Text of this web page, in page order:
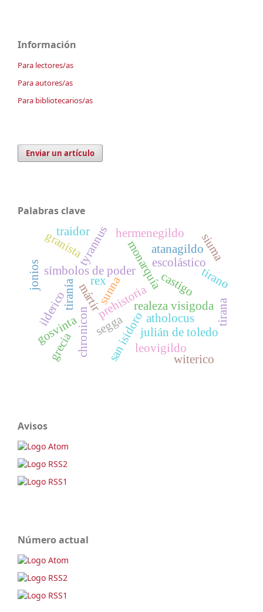
Información
Para lectores/as
Para autores/as
Para bibliotecarios/as
Enviar un artículo
Palabras clave
prehistoria
mártir realeza visigoda
símbolos de poder
tyrannus monarquía
chronicon
castigo
san isidoro
escolástico
julián de toledo
rex
atanagildo
hermenegildo
sunna
tiranía
siuma
segga
gosvinta
tirana
atholocus
granista
leovigildo
witerico
ilderico
tirano
traidor
grecia
jonios
Avisos
Número actual